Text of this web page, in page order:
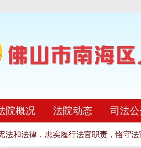
院概况 法院动态 司法
和法律，忠实履行法官职责，恪守法